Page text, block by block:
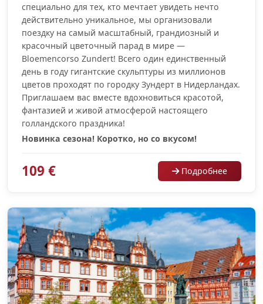
специально для тех, кто мечтает увидеть нечто
действительно уникальное, мы организовали
поездку на самый масштабный, грандиозный и
красочный цветочный парад в мире —
Bloemencorso Zundert! Всего один единственный
день в году гигантские скульптуры из миллионов
цветов проходят по городку Зундерт в Нидерландах.
Приглашаем вас вместе вдохновиться красотой,
фантазией и живой атмосферой настоящего
голландского праздника!
Новинка сезона! Коротко, но со вкусом!
109 € Подробнее